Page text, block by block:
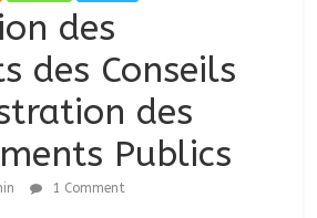
des
des Conseils
des
Publics
1 Comment